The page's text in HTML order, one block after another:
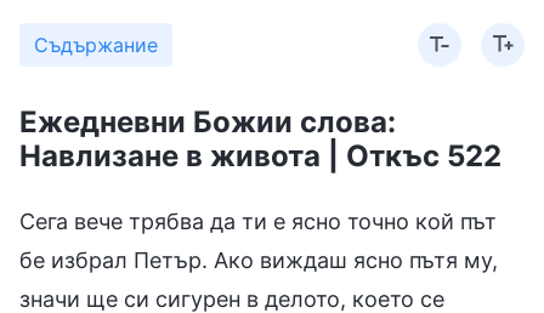
Съдържание
Ежедневни Божии слова:
Навлизане в живота | Откъс 522
Сега вече трябва да ти е ясно точно кой път
бе избрал Петър. Ако виждаш ясно пътя му,
значи ще си сигурен в делото, което се